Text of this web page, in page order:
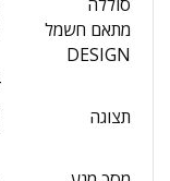
מתאם חשמל
DESIGN
תצוגה